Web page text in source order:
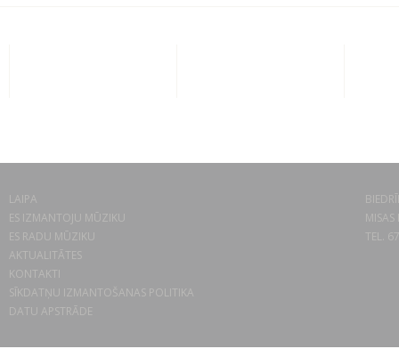
LAIPA
ES IZMANTOJU MŪZIKU
ES RADU MŪZIKU
AKTUALITĀTES
KONTAKTI
SĪKDATŅU IZMANTOŠANAS POLITIKA
DATU APSTRĀDE
TEL.